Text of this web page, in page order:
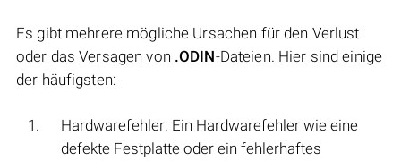
Es gibt mehrere mögliche Ursachen für den Verlust
oder das Versagen von .ODIN-Dateien. Hier sind einige
der häufigsten:
Hardwarefehler: Ein Hardwarefehler wie eine
defekte Festplatte oder ein fehlerhaftes